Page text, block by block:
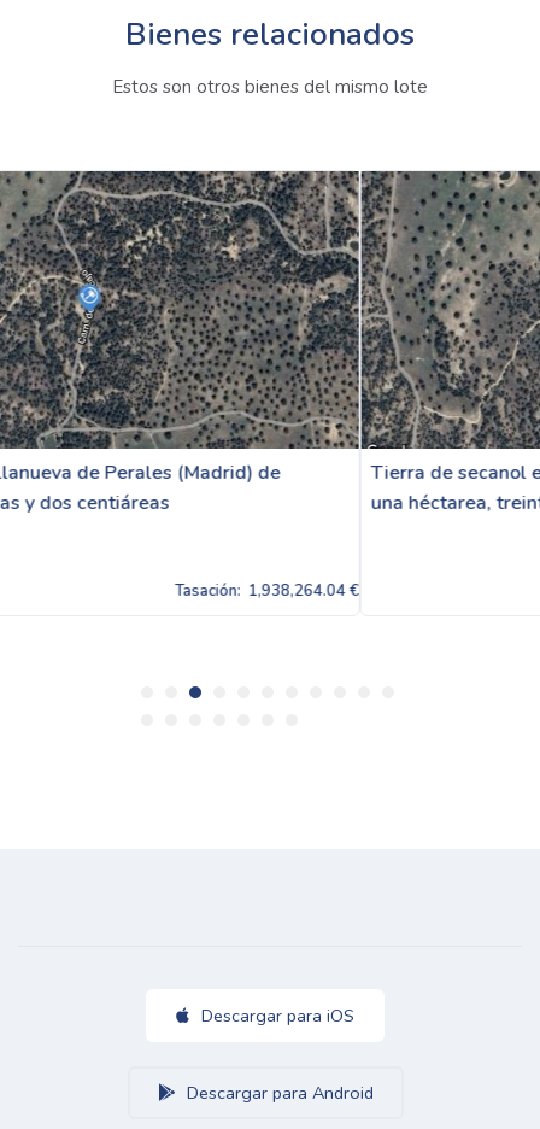
Bienes relacionados
Estos son otros bienes del mismo lote
Tierra de secanol en Villanueva de Perales (Madrid)
una héctarea, treinta áreas y cuatro centiáreas
Descargar para iOS
Descargar para Android